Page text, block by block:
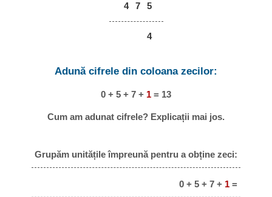
4
7 5
4
Adună cifrele din coloana zecilor:
0 + 5 + 7 + 1 = 13
Cum am adunat cifrele? Explicații mai jos.
Grupăm unitățile împreună pentru a obține zeci:
0 + 5 + 7 + 1 =